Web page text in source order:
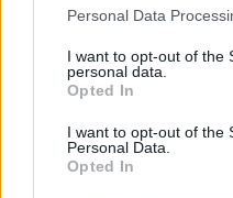
Please note that this
not limited to your visit or
grant or deny consent to
use your data for below
consent section.
Personal Data
I want to opt-out of the
personal data.
Opted In
I want to opt-out of the
Personal Data.
Opted In
Το νέο σύστημα καθορισμού
παρουσιάζεται στο
σήμερα, στις 11 το πρωί.